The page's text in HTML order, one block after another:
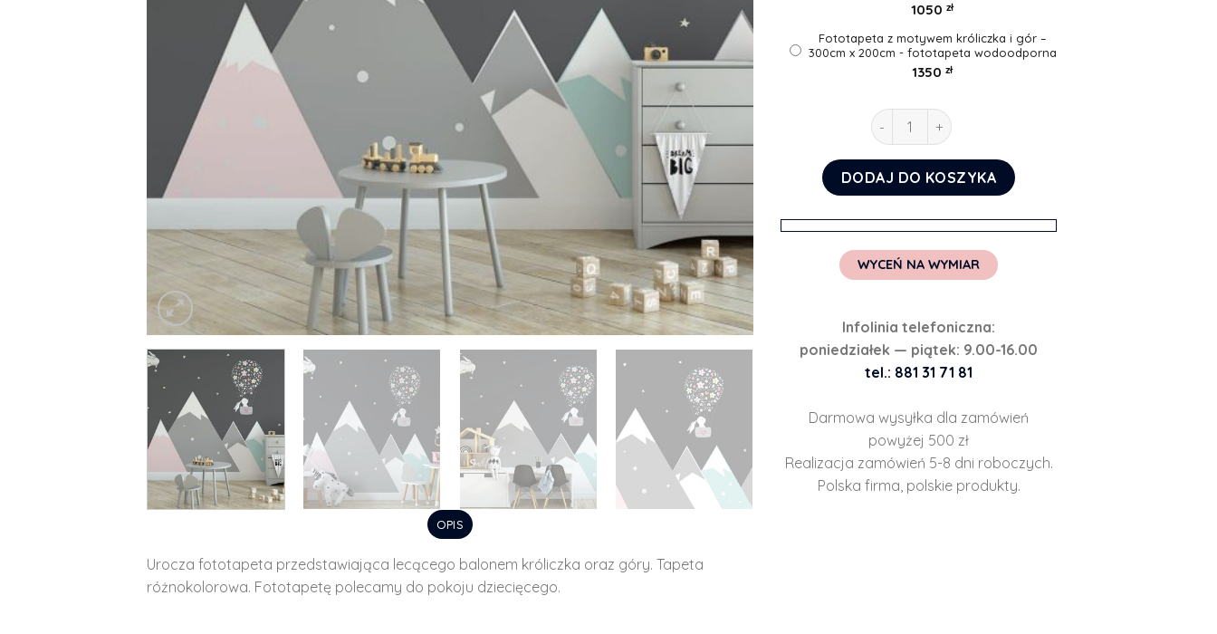
OPIS
Urocza fototapeta przedstawiająca lecącego balonem króliczka oraz góry. Tapeta
różnokolorowa. Fototapetę polecamy do pokoju dziecięcego.
1050 zł
Fototapeta z motywem króliczka i gór –
300cm x 200cm - fototapeta wodoodporna
1350 zł
ilość Fototapeta z motywem króliczka i gór
DODAJ DO KOSZYKA
WYCEŃ NA WYMIAR
Infolinia telefoniczna:
poniedziałek — piątek: 9.00-16.00
tel.: 881 31 71 81
Darmowa wysyłka dla zamówień
powyżej 500 zł
Realizacja zamówień 5-8 dni roboczych.
Polska firma, polskie produkty.